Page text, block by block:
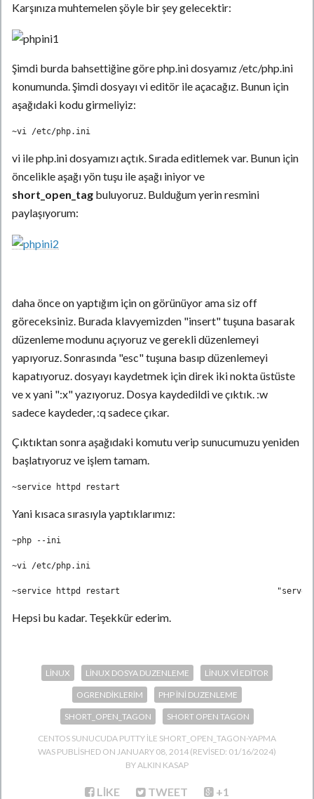
Karşınıza muhtemelen şöyle bir şey gelecektir:
Şimdi burda bahsettiğine göre php.ini dosyamız /etc/php.ini
konumunda. Şimdi dosyayı vi editör ile açacağız. Bunun için
aşağıdaki kodu girmeliyiz:
~vi /etc/php.ini
vi ile php.ini dosyamızı açtık. Sırada editlemek var. Bunun için
öncelikle aşağı yön tuşu ile aşağı iniyor ve
short_open_tag buluyoruz. Bulduğum yerin resmini
paylaşıyorum:
daha önce on yaptığım için on görünüyor ama siz off
göreceksiniz. Burada klavyemizden "insert" tuşuna basarak
düzenleme modunu açıyoruz ve gerekli düzenlemeyi
yapıyoruz. Sonrasında "esc" tuşuna basıp düzenlemeyi
kapatıyoruz. dosyayı kaydetmek için direk iki nokta üstüste
ve x yani ":x" yazıyoruz. Dosya kaydedildi ve çıktık. :w
sadece kaydeder, :q sadece çıkar.
Çıktıktan sonra aşağıdaki komutu verip sunucumuzu yeniden
başlatıyoruz ve işlem tamam.
~service httpd restart
Yani kısaca sırasıyla yaptıklarımız:
~php --ini
~vi /etc/php.ini                                           "vi
~service httpd restart                                "server
Hepsi bu kadar. Teşekkür ederim.
LINUX LINUX DOSYA DUZENLEME LINUX VI EDITOR
OGRENDIKLERIM PHP INI DUZENLEME
SHORT_OPEN_TAGON SHORT OPEN TAGON
CENTOS SUNUCUDA PUTTY ILE SHORT_OPEN_TAGON-YAPMA
WAS PUBLISHED ON JANUARY 08, 2014 (REVISED: 01/16/2024)
ALKIN KASAP
LIKE TWEET +1